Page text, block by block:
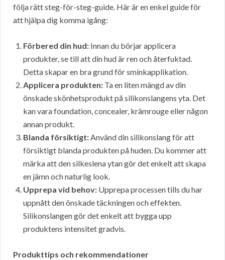
följa rätt steg-för-steg-guide. Här är en enkel guide för
att hjälpa dig komma igång:
Förbered din hud: Innan du börjar applicera
produkter, se till att din hud är ren och återfuktad.
Detta skapar en bra grund för sminkapplikation.
Applicera produkten: Ta en liten mängd av din
önskade skönhetsprodukt på silikonslangens yta. Det
kan vara foundation, concealer, krämrouge eller någon
annan produkt.
Blanda försiktigt:Använd din silikonslang för att
försiktigt blanda produkten på huden. Du kommer att
märka att den silkeslena ytan gör det enkelt att skapa
en jämn och naturlig look.
Upprepa vid behov: Upprepa processen tills du har
uppnått den önskade täckningen och effekten.
Silikonslangen gör det enkelt att bygga upp
produktens intensitet gradvis.
Produkttips och rekommendationer